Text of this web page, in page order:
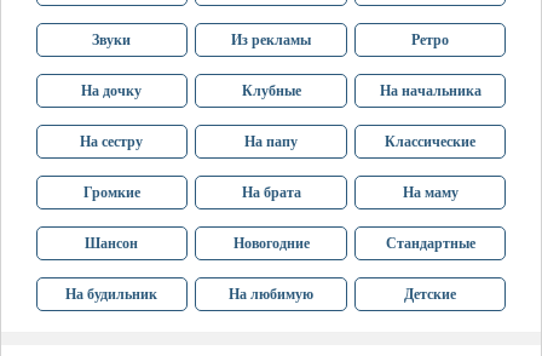
Звуки Из рекламы Ретро
На дочку Клубные На начальника
На сестру На папу Классические
Громкие На брата На маму
Шансон Новогодние Стандартные
На будильник На любимую Детские